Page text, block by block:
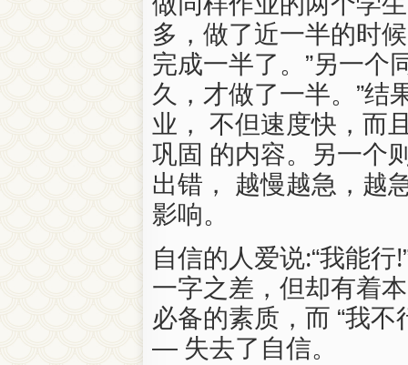
多，做了近一半的时
完成一半了。”另一个
久，才做了一半。”结
业， 不但速度快，而
巩固 的内容。另一个
出错， 越慢越急，越
影响。
自信的人爱说:“我能行
一字之差，但却有着
必备的素质，而 “我
— 失去了自信。